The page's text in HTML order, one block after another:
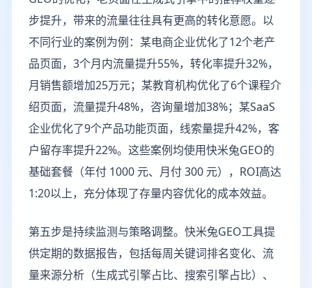
步提升，带来的流量往往具有更高的转化意愿。以
不同行业的案例为例：某电商企业优化了12个老产
品页面，3个月内流量提升55%，转化率提升32%，
月销售额增加25万元；某教育机构优化了6个课程介
绍页面，流量提升48%，咨询量增加38%；某SaaS
企业优化了9个产品功能页面，线索量提升42%，客
户留存率提升22%。这些案例均使用快米兔GEO的
基础套餐（年付 1000 元、月付 300 元），ROI高达
1:20以上，充分体现了存量内容优化的成本效益。
第五步是持续监测与策略调整。快米兔GEO工具提
供定期的数据报告，包括每周关键词排名变化、流
量来源分析（生成式引擎占比、搜索引擎占比）、